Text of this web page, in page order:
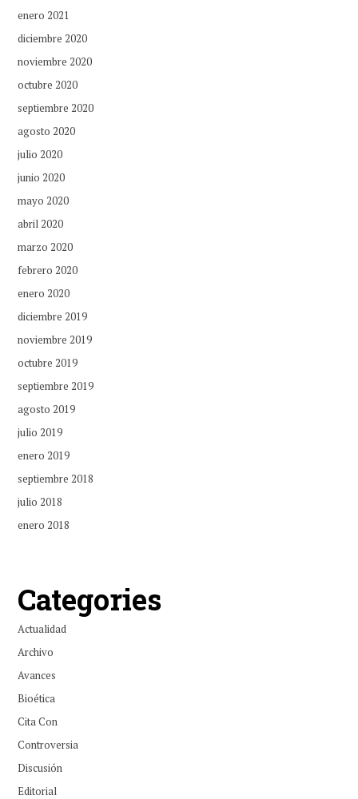
enero 2021
diciembre 2020
noviembre 2020
octubre 2020
septiembre 2020
agosto 2020
julio 2020
junio 2020
mayo 2020
abril 2020
marzo 2020
febrero 2020
enero 2020
diciembre 2019
noviembre 2019
octubre 2019
septiembre 2019
agosto 2019
julio 2019
enero 2019
septiembre 2018
julio 2018
enero 2018
Categories
Actualidad
Archivo
Avances
Bioética
Cita Con
Controversia
Discusión
Editorial